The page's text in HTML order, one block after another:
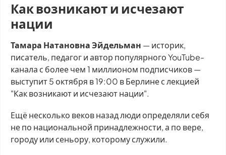
Как возникают и исчезают
нации
Тамара Натановна Эйдельман — историк,
писатель, педагог и автор популярного YouTube-
канала с более чем 1 миллионом подписчиков —
выступит 5 октября в 19:00 в Берлине с лекцией
"Как возникают и исчезают нации".
Ещё несколько веков назад люди определяли себя
не по национальной принадлежности, а по вере,
городу или сеньору, которому служили.